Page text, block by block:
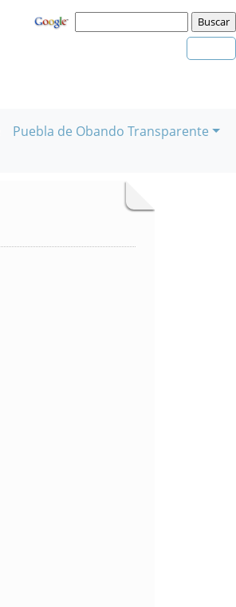
Puebla de Obando Transparente